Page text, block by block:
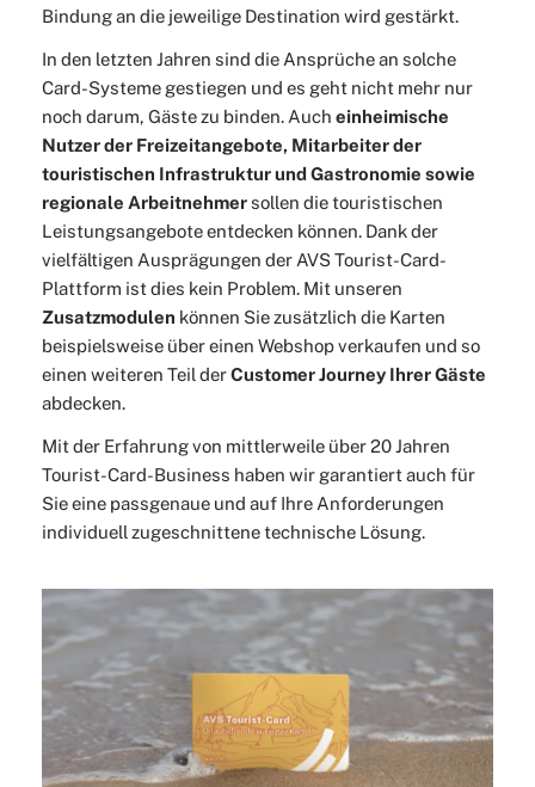
Bindung an die jeweilige Destination wird gestärkt.
In den letzten Jahren sind die Ansprüche an solche
Card-Systeme gestiegen und es geht nicht mehr nur
noch darum, Gäste zu binden. Auch einheimische
Nutzer der Freizeitangebote, Mitarbeiter der
touristischen Infrastruktur und Gastronomie sowie
regionale Arbeitnehmersollen die touristischen
Leistungsangebote entdecken können. Dank der
vielfältigen Ausprägungen der AVS Tourist-Card-
Plattform ist dies kein Problem. Mit unseren
Zusatzmodulen können Sie zusätzlich die Karten
beispielsweise über einen Webshop verkaufen und so
einen weiteren Teil derCustomer Journey Ihrer Gäste
abdecken.
Mit der Erfahrung von mittlerweile über 20 Jahren
Tourist-Card-Business haben wir garantiert auch für
Sie eine passgenaue und auf Ihre Anforderungen
individuell zugeschnittene technische Lösung.